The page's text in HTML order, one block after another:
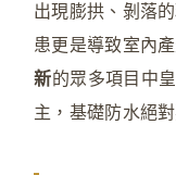
出現膨拱、剝落
患更是導致室內
新的眾多項目中
主，基礎防水絕